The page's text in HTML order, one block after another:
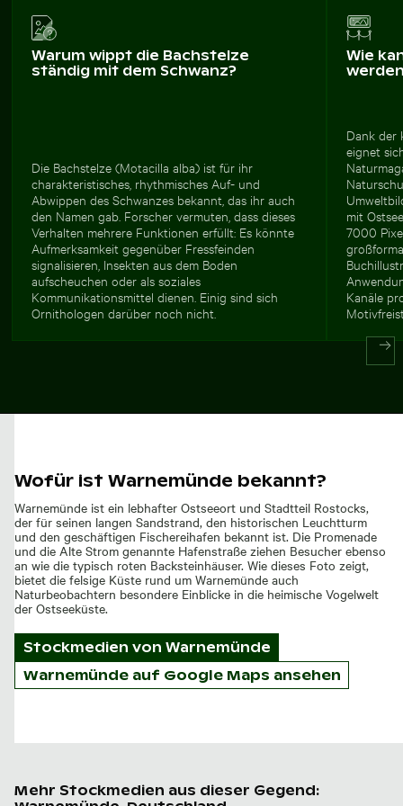
Warum wippt die Bachstelze
ständig mit dem Schwanz?
Die Bachstelze (Motacilla alba) ist für ihr
charakteristisches, rhythmisches Auf- und
Abwippen des Schwanzes bekannt, das ihr auch
den Namen gab. Forscher vermuten, dass dieses
Verhalten mehrere Funktionen erfüllt: Es könnte
Aufmerksamkeit gegenüber Fressfeinden
signalisieren, Insekten aus dem Boden
aufscheuchen oder als soziales
Kommunikationsmittel dienen. Einig sind sich
Ornithologen darüber noch nicht.
Wie
Dank der
eignet
mit
7000
Kanäle
Wofür ist Warnemünde bekannt?
Warnemünde ist ein lebhafter Ostseeort und Stadtteil Rostocks,
der für seinen langen Sandstrand, den historischen Leuchtturm
und den geschäftigen Fischereihafen bekannt ist. Die Promenade
und die Alte Strom genannte Hafenstraße ziehen Besucher ebenso
an wie die typisch roten Backsteinhäuser. Wie dieses Foto zeigt,
bietet die felsige Küste rund um Warnemünde auch
Naturbeobachtern besondere Einblicke in die heimische Vogelwelt
der Ostseeküste.
Stockmedien von Warnemünde
Warnemünde auf Google Maps ansehen
Mehr Stockmedien aus dieser Gegend: